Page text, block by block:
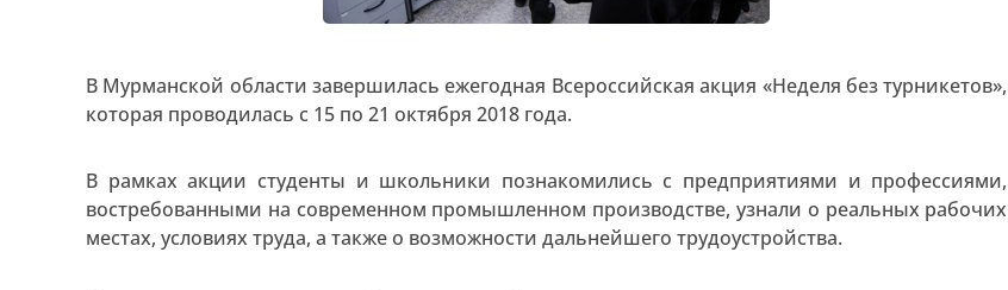
В Мурманской области завершилась ежегодная Всероссийская акция «Неделя без турникетов»,
которая проводилась с 15 по 21 октября 2018 года.
В рамках акции студенты и школьники познакомились с предприятиями и профессиями,
востребованными на современном промышленном производстве, узнали о реальных рабочих
местах, условиях труда, а также о возможности дальнейшего трудоустройства.